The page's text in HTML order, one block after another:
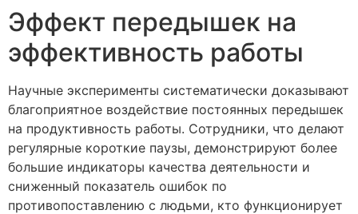
Эффект передышек на
эффективность работы
Научные эксперименты систематически доказывают
благоприятное воздействие постоянных передышек
на продуктивность работы. Сотрудники, что делают
регулярные короткие паузы, демонстрируют более
большие индикаторы качества деятельности и
сниженный показатель ошибок по
противопоставлению с людьми, кто функционирует